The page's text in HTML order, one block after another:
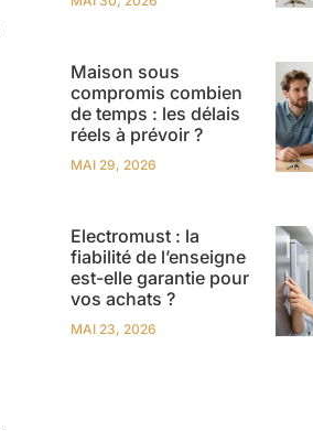
Maison sous
compromis combien
de temps : les délais
réels à prévoir ?
MAI 29, 2026
Electromust : la
fiabilité de l’enseigne
est-elle garantie pour
vos achats ?
MAI 23, 2026